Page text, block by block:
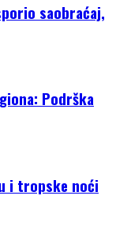
saobraćaj,
Podrška
i tropske noći